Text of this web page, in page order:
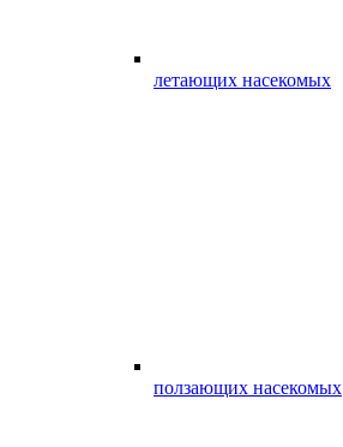
летающих насекомых
ползающих насекомых